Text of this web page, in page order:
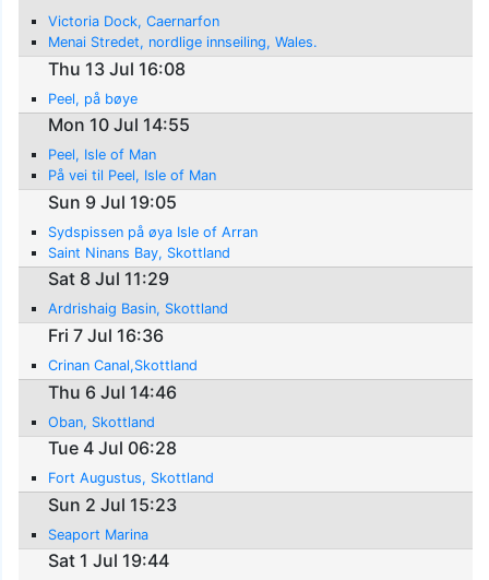
Victoria Dock, Caernarfon
Menai Stredet, nordlige innseiling, Wales.
Thu 13 Jul 16:08
Peel, på bøye
Mon 10 Jul 14:55
Peel, Isle of Man
På vei til Peel, Isle of Man
Sun 9 Jul 19:05
Sydspissen på øya Isle of Arran
Saint Ninans Bay, Skottland
Sat 8 Jul 11:29
Ardrishaig Basin, Skottland
Fri 7 Jul 16:36
Crinan Canal,Skottland
Thu 6 Jul 14:46
Oban, Skottland
Tue 4 Jul 06:28
Fort Augustus, Skottland
Sun 2 Jul 15:23
Seaport Marina
Sat 1 Jul 19:44